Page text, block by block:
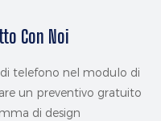
Con Noi
telefono nel modulo di
un preventivo gratuito
di design